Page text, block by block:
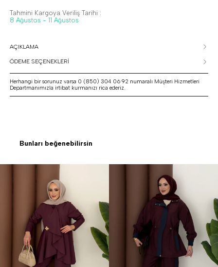
Tahmini Kargoya Veriliş Tarihi :
8 Ağustos - 11 Ağustos
AÇIKLAMA
ÖDEME SEÇENEKLERİ
Herhangi bir sorunuz varsa 0 (850) 304 06 92 numaralı Müşteri Hizmetleri
Departmanımızla irtibat kurmanızı rica ederiz.
Bunları beğenebilirsin